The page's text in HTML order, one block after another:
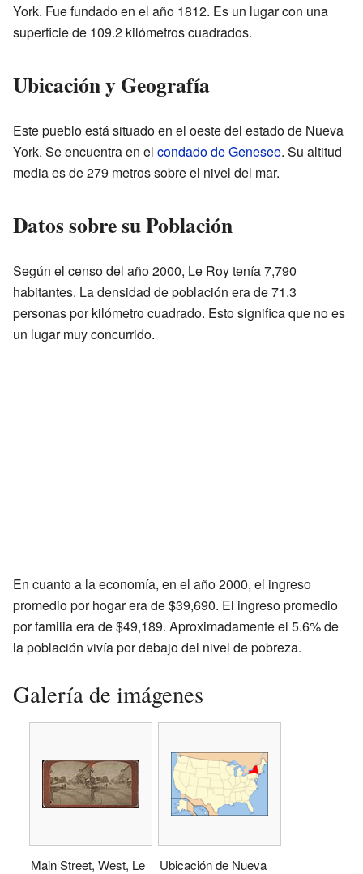
York. Fue fundado en el año 1812. Es un lugar con una
superficie de 109.2 kilómetros cuadrados.
Ubicación y Geografía
Este pueblo está situado en el oeste del estado de Nueva
York. Se encuentra en el condado de Genesee. Su altitud
media es de 279 metros sobre el nivel del mar.
Datos sobre su Población
Según el censo del año 2000, Le Roy tenía 7,790
habitantes. La densidad de población era de 71.3
personas por kilómetro cuadrado. Esto significa que no es
un lugar muy concurrido.
En cuanto a la economía, en el año 2000, el ingreso
promedio por hogar era de $39,690. El ingreso promedio
por familia era de $49,189. Aproximadamente el 5.6% de
la población vivía por debajo del nivel de pobreza.
Galería de imágenes
Main Street, West, Le
Ubicación de Nueva